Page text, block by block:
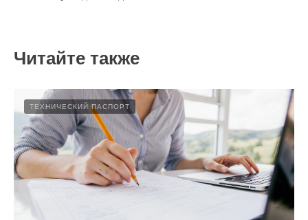
Читайте также
ТЕХНИЧЕСКИЙ ПАСПОРТ